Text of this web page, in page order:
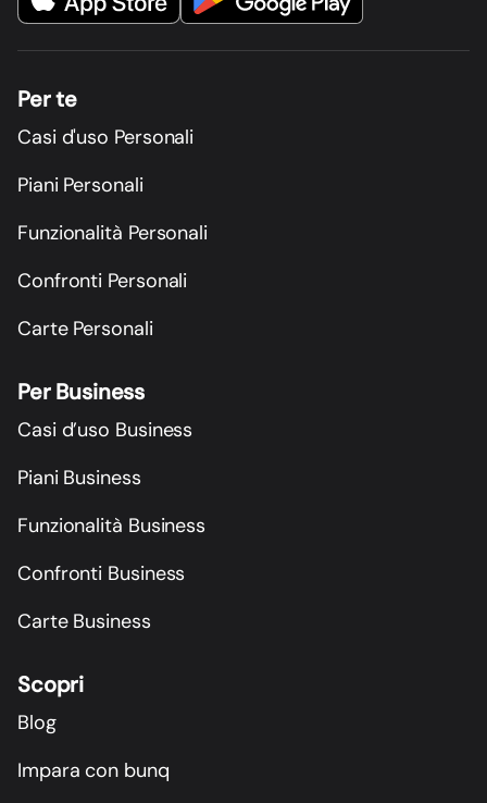
Per te
Casi d'uso Personali
Piani Personali
Funzionalità Personali
Confronti Personali
Carte Personali
Per Business
Casi d’uso Business
Piani Business
Funzionalità Business
Confronti Business
Carte Business
Scopri
Blog
Impara con bunq